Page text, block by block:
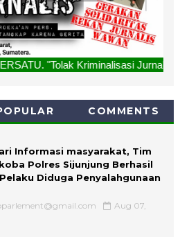
Kriminalisasi Jurnalis, Rekan
COMMENTS
Informasi masyarakat, Tim
Polres Sijunjung Berhasil
Diduga Penyalahgunaan
Aug 07,